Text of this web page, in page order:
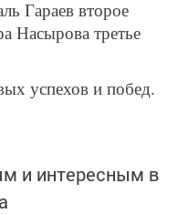
Гараев второе
Насырова третье
успехов и побед.
и интересным в